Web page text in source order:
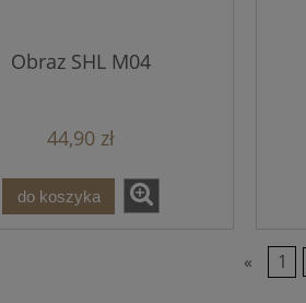
Obraz SHL M04
44,90 zł
do koszyka
« 1